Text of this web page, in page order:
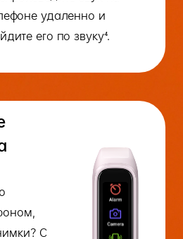
удаленно и
его по звуку⁴.
С